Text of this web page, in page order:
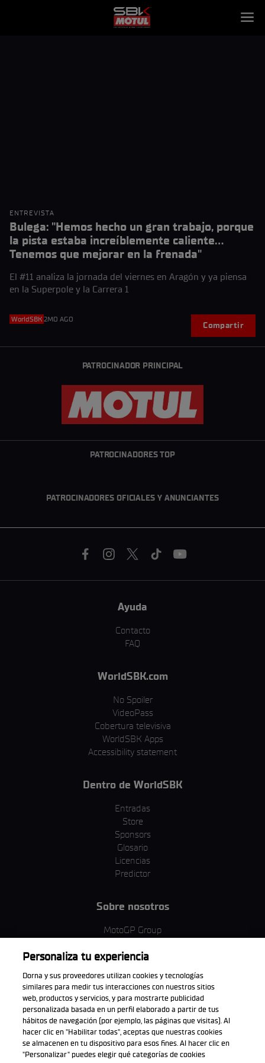
ENTREVISTA
Bulega: "Hemos hecho un gran trabajo, porque
la pista estaba increíblemente caliente...
Tenemos que mejorar en la frenada"
El #11 analiza la jornada del viernes en Aragón y ya piensa
en la Superpole y la Carrera 1
WorldSBK 2MO AGO
Compartir
PATROCINADOR PRINCIPAL
PATROCINADORES TOP
PATROCINADORES OFICIALES Y ANUNCIANTES
Ayuda
Contacto
FAQ
WorldSBK.com
No Spoiler
VideoPass
Cobertura televisiva
WorldSBK Apps
Accessibility statement
Dentro de WorldSBK
Entradas
Store
Sponsors
Glosario
Licencias
Predictor
Sobre nosotros
MotoGP Group
Términos y condiciones
Política de privacidad
Política de compra
Descarga la aplicación oficial
Personaliza tu experiencia
Dorna y sus proveedores utilizan cookies y tecnologías
similares para medir tus interacciones con nuestros sitios
web, productos y servicios, y para mostrarte publicidad
personalizada basada en un perfil elaborado a partir de tus
hábitos de navegación (por ejemplo, las páginas que visitas). Al
hacer clic en "Habilitar todas", aceptas que nuestras cookies
se almacenen en tu dispositivo para esos fines. Al hacer clic en
"Personalizar" puedes elegir qué categorías de cookies